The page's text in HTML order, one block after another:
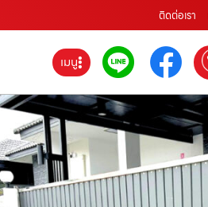
ติดต่อเรา
เมนู